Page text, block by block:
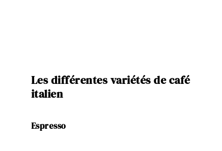
Les différentes variétés de café
italien
Espresso